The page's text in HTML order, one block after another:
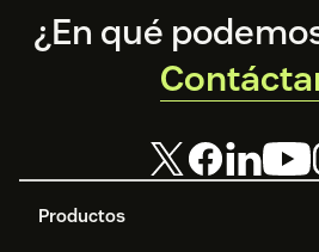
Footer
Productos
¿En qué